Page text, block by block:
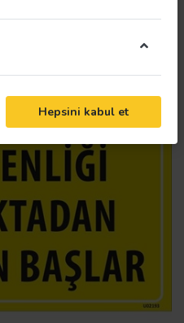
Hepsini kabul et